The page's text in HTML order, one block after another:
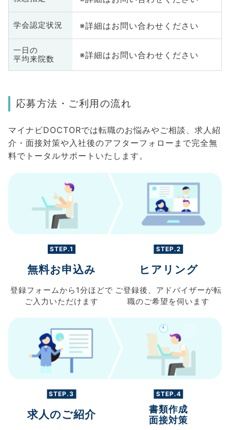
学会認定状況 ※詳細はお問い合わせください
一日の
平均来院数
※詳細はお問い合わせください
応募方法・ご利用の流れ
マイナビDOCTORでは転職のお悩みやご相談、求人紹
介・面接対策や入社後のアフターフォローまで完全無
料でトータルサポートいたします。
STEP.1
無料お申込み
登録フォームから 1分ほどで
ご入力 いただけます
STEP.2
ヒアリング
ご登録後、 アドバイザーが転
職のご希望を伺います
STEP.3
求人のご紹介
STEP.4
書類作成
面接対策